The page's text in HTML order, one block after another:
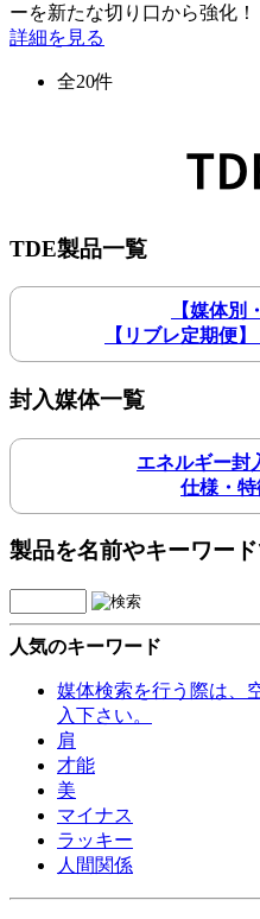
ーを新たな切り口から強化！
詳細を見る
全20件
TDE製品一覧
【媒体別
【リブレ定期便
封入媒体一覧
エネルギー封
仕様・
製品を名前やキーワー
人気のキーワード
媒体検索を行う際は、
入下さい。
肩
才能
美
マイナス
ラッキー
人間関係